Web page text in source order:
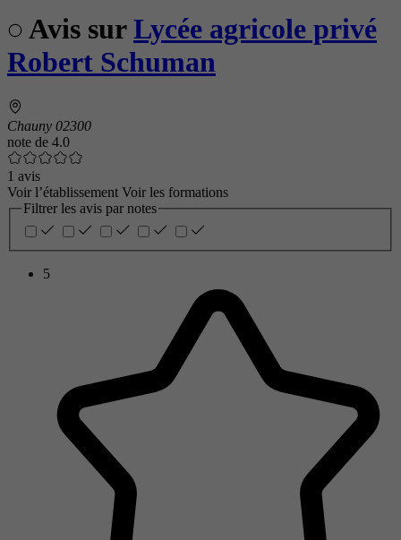
Avis surLycée agricole privé
Robert Schuman
Chauny 02300
note de 4.0
1 avis
Voir l’établissement Voir les formations
Filtrer les avis par notes
5